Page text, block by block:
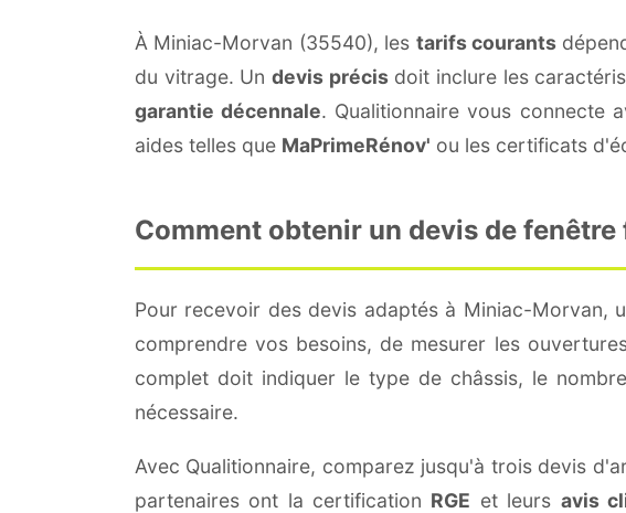
À Miniac-Morvan (35540), les tarifs courants
du vitrage. Un devis précisdoit inclure les
garantie décennale. Qualitionnaire vous connecte
aides telles que MaPrimeRénov' ou les certificats
Comment obtenir un devis de
Pour recevoir des devis adaptés à Miniac-Morvan,
comprendre vos besoins, de mesurer les
complet doit indiquer le type de châssis, le
nécessaire.
Avec Qualitionnaire, comparez jusqu'à trois devis
partenaires ont la certification RGE et leurs avis